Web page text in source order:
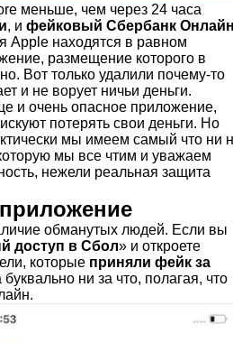
меньше, чем через 24 часа
, и фейковый Сбербанк
Apple находятся в равном
размещение которого в
Вот только удалили почему-то
и не ворует ничьи деньги.
и очень опасное приложение,
потерять свои деньги. Но
мы имеем самый что ни
мы все чтим и уважаем
нежели реальная защита
обманутых людей. Если вы
доступ в Сбол» и откроете
которые приняли фейк за
ни за что, полагая, что